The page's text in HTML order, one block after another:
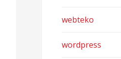
webteko
wordpress